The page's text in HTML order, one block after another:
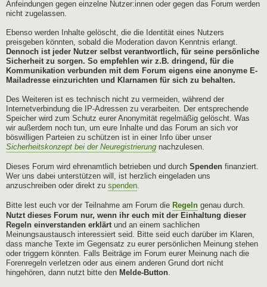
Anfeindungen gegen einzelne Nutzer:innen oder gegen das Forum werden
nicht zugelassen.
Ebenso werden Inhalte gelöscht, die die Identität eines Nutzers
preisgeben könnten, sobald die Moderation davon Kenntnis erlangt.
Dennoch ist jeder Nutzer selbst verantwortlich, für seine persönliche
Sicherheit zu sorgen. So empfehlen wir z.B. dringend, für die
Kommunikation verbunden mit dem Forum eigens eine anonyme E-
Mailadresse einzurichten und Klarnamen für sich zu behalten.
Des Weiteren ist es technisch nicht zu vermeiden, während der
Internetverbindung die IP-Adressen zu verarbeiten. Der entsprechende
Speicher wird zum Schutz eurer Anonymität regelmäßig gelöscht. Was
wir außerdem noch tun, um eure Inhalte und das Forum an sich vor
böswilligen Parteien zu schützen ist in einer Info über unser
Sicherheitskonzept bei der Neuregistrierung nachzulesen.
Dieses Forum wird ehrenamtlich betrieben und durch Spenden finanziert.
Wer uns dabei unterstützen will, ist herzlich eingeladen uns
anzuschreiben oder direkt zu spenden.
Bitte lest euch vor der Teilnahme am Forum die Regeln genau durch.
Nutzt dieses Forum nur, wenn ihr euch mit der Einhaltung dieser
Regeln einverstanden erklärtund an einem sachlichen
Meinungsaustausch interessiert seid. Bitte seid euch darüber im Klaren,
dass manche Texte im Gegensatz zu eurer persönlichen Meinung stehen
oder triggern könnten. Falls Beiträge im Forum eurer Meinung nach die
Forenregeln verletzen oder aus einem anderen Grund dort nicht
hingehören, dann nutzt bitte den Melde-Button.